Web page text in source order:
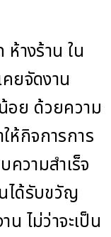
างร้าน ใน
ยจัดงาน
อย ด้วยความ
ห้กิจการการ
ความสำเร็จ
ได้รับขวัญ
น ไม่ว่าจะเป็น